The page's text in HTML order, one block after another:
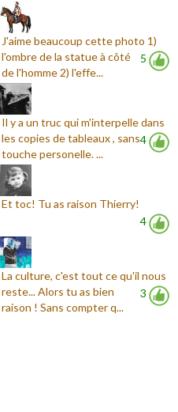
5
J'aime beaucoup cette photo 1)
l'ombre de la statue à côté
de l'homme 2) l'effe...
4
Il y a un truc qui m'interpelle dans
les copies de tableaux , sans
touche personelle. ...
4
Et toc! Tu as raison Thierry!
3
La culture, c'est tout ce qu'il nous
reste... Alors tu as bien
raison ! Sans compter q...